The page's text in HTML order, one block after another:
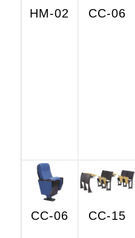
HM-02 CC-06
CC-06 CC-15